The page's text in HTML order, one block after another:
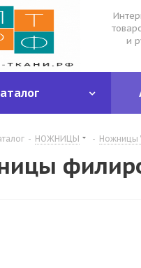
и
- НОЖНИЦЫ - Ножницы